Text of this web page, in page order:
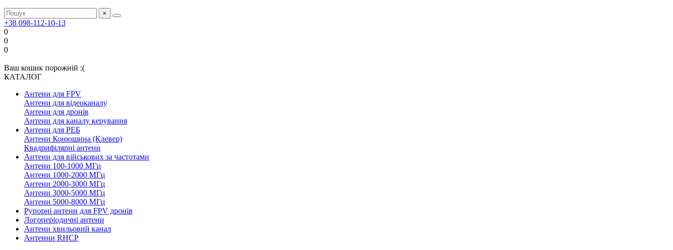
×
+38 098-112-10-13
0
0
0
Ваш кошик порожній :(
КАТАЛОГ
Антени для FPV
Антени для відеоканалу
Антени для дронів
Антени для каналу керування
Антени для РЕБ
Антени Конюшина (Клевер)
Квадрифілярні антени
Антени для військових за частотами
Антени 100-1000 МГц
Антени 1000-2000 МГц
Антени 2000-3000 МГц
Антени 3000-5000 МГц
Антени 5000-8000 МГц
Рупорні антени для FPV дронів
Логоперіодичні антени
Антени хвильовий канал
Антенни RHCP